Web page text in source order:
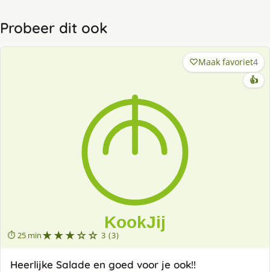
Probeer dit ook
⏱ 25 min★★★☆☆ 3 (3)
Maak favoriet4
👍
Heerlijke Salade en goed voor je ook!!